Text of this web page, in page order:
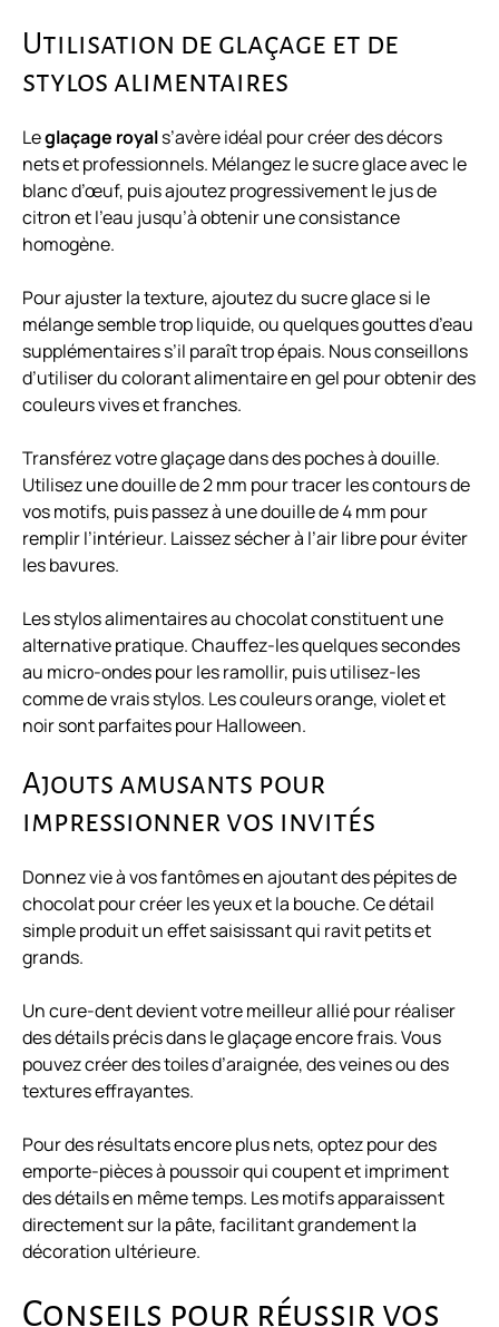
Utilisation de glaçage et de
stylos alimentaires
Leglaçage royals’avère idéal pour créer des décors
nets et professionnels. Mélangez le sucre glace avec le
blanc d’œuf, puis ajoutez progressivement le jus de
citron et l’eau jusqu’à obtenir une consistance
homogène.
Pour ajuster la texture, ajoutez du sucre glace si le
mélange semble trop liquide, ou quelques gouttes d’eau
supplémentaires s’il paraît trop épais. Nous conseillons
d’utiliser du colorant alimentaire en gel pour obtenir des
couleurs vives et franches.
Transférez votre glaçage dans des poches à douille.
Utilisez une douille de 2 mm pour tracer les contours de
vos motifs, puis passez à une douille de 4 mm pour
remplir l’intérieur. Laissez sécher à l’air libre pour éviter
les bavures.
Les stylos alimentaires au chocolat constituent une
alternative pratique. Chauffez-les quelques secondes
au micro-ondes pour les ramollir, puis utilisez-les
comme de vrais stylos. Les couleurs orange, violet et
noir sont parfaites pour Halloween.
Ajouts amusants pour
impressionner vos invités
Donnez vie à vos fantômes en ajoutant des pépites de
chocolat pour créer les yeux et la bouche. Ce détail
simple produit un effet saisissant qui ravit petits et
grands.
Un cure-dent devient votre meilleur allié pour réaliser
des détails précis dans le glaçage encore frais. Vous
pouvez créer des toiles d’araignée, des veines ou des
textures effrayantes.
Pour des résultats encore plus nets, optez pour des
emporte-pièces à poussoir qui coupent et impriment
des détails en même temps. Les motifs apparaissent
directement sur la pâte, facilitant grandement la
décoration ultérieure.
Conseils pour réussir vos